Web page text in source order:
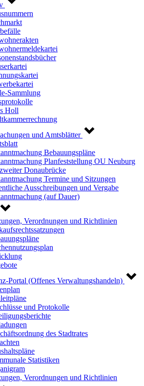
Sammlung
Holl
und Amtsblätter
Bebauungspläne
Planfeststellung OU Neuburg
Donaubrücke
Termine und Sitzungen
Ausschreibungen und Vergabe
(auf Dauer)
Verordnungen und Richtlinien
Portal (Offenes Verwaltungshandeln)
und Protokolle
des Stadtrates
Statistiken
Verordnungen und Richtlinien